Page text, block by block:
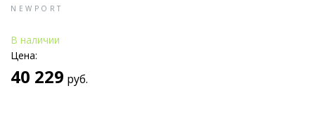
NEWPORT
В наличии
Цена:
40 229 руб.